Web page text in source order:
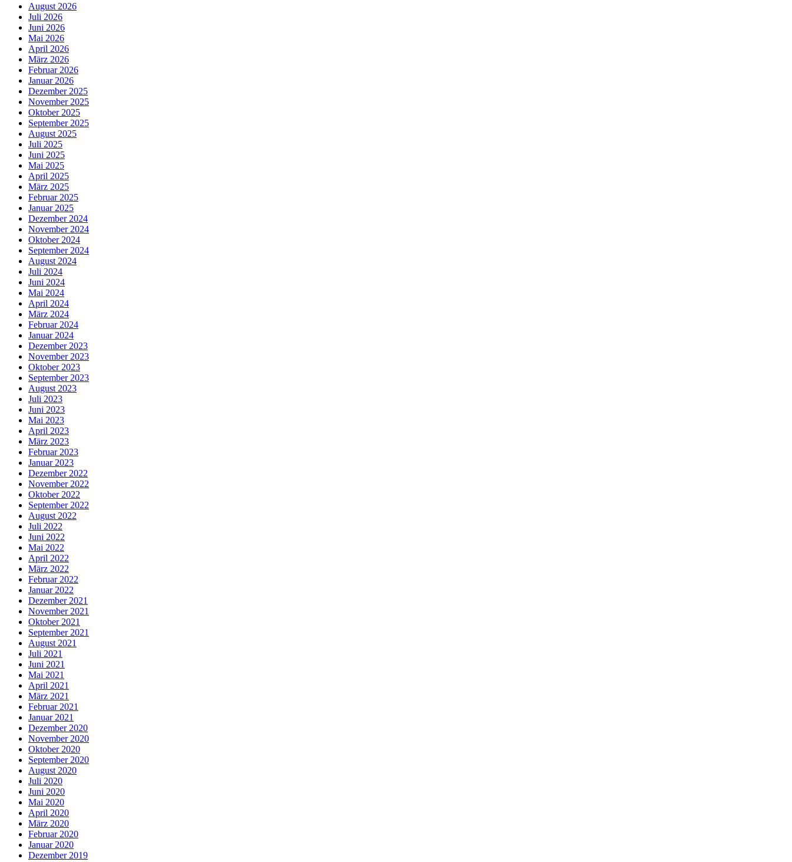
August 2026
Juli 2026
Juni 2026
Mai 2026
April 2026
März 2026
Februar 2026
Januar 2026
Dezember 2025
November 2025
Oktober 2025
September 2025
August 2025
Juli 2025
Juni 2025
Mai 2025
April 2025
März 2025
Februar 2025
Januar 2025
Dezember 2024
November 2024
Oktober 2024
September 2024
August 2024
Juli 2024
Juni 2024
Mai 2024
April 2024
März 2024
Februar 2024
Januar 2024
Dezember 2023
November 2023
Oktober 2023
September 2023
August 2023
Juli 2023
Juni 2023
Mai 2023
April 2023
März 2023
Februar 2023
Januar 2023
Dezember 2022
November 2022
Oktober 2022
September 2022
August 2022
Juli 2022
Juni 2022
Mai 2022
April 2022
März 2022
Februar 2022
Januar 2022
Dezember 2021
November 2021
Oktober 2021
September 2021
August 2021
Juli 2021
Juni 2021
Mai 2021
April 2021
März 2021
Februar 2021
Januar 2021
Dezember 2020
November 2020
Oktober 2020
September 2020
August 2020
Juli 2020
Juni 2020
Mai 2020
April 2020
März 2020
Februar 2020
Januar 2020
Dezember 2019